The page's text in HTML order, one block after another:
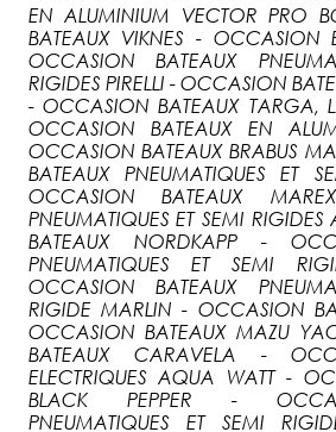
EN ALUMINIUM VECTOR PRO
BATEAUX VIKNES - OCCASION
OCCASION BATEAUX
RIGIDES PIRELLI - OCCASION
- OCCASION BATEAUX
OCCASION BATEAUX EN
OCCASION BATEAUX BRABUS
BATEAUX PNEUMATIQUES ET
OCCASION BATEAUX
PNEUMATIQUES ET SEMI
BATEAUX NORDKAPP -
PNEUMATIQUES ET SEMI
OCCASION BATEAUX
RIGIDE MARLIN - OCCASION
OCCASION BATEAUX MAZU
BATEAUX CARAVELA -
ELECTRIQUES AQUA WATT -
BLACK PEPPER -
PNEUMATIQUES ET SEMI